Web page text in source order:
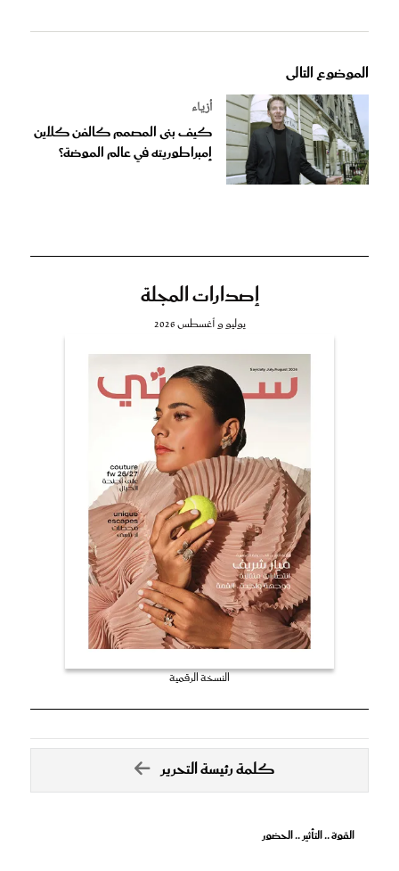
الموضوع التالى
أزياء
كيف بنى المصمم كالفن كلاين
إمبراطوريته في عالم الموضة؟
إصدارات المجلة
يوليو و أغسطس 2026
النسخة الرقمية
كلمة رئيسة التحرير
القوة .. التأثير .. الحضور